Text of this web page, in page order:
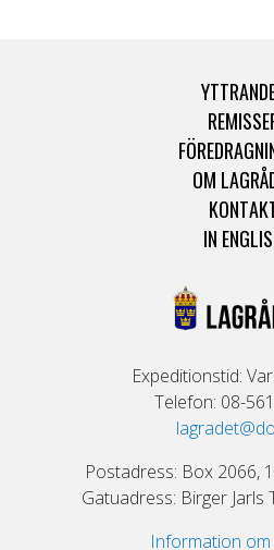
OM
IN
Expeditionstid:
Telefon: 08-
Postadress: Box 2066,
Gatuadress: Birger Jarls
Information om